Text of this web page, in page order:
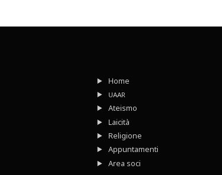
Home
UAAR
Ateismo
Laicità
Religione
Appuntamenti
Area soci